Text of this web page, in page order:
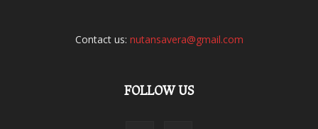
Contact us: nutansavera@gmail.com
FOLLOW US